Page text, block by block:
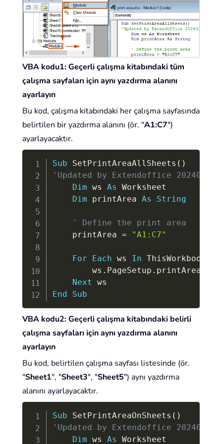
VBA kodu1: Geçerli çalışma kitabındaki tüm
çalışma sayfaları için aynı yazdırma alanını
ayarlayın
Bu kod, çalışma kitabındaki her çalışma sayfasında
belirtilen bir yazdırma alanını (ör. "A1:C7")
ayarlayacaktır.
Sub SetPrintAreaAllSheets ( )
'Updated by Extendoffice 20240205
Dim ws As Worksheet
Dim printArea As String
' Define the print area
    printArea
= "A1:C7"
For Each ws In ThisWorkbook
        ws
. PageSetup . printArea
Next
End
Sub
Copy
VBA kodu2: Geçerli çalışma kitabındaki belirli
çalışma sayfaları için aynı yazdırma alanını
ayarlayın
Bu kod, belirtilen çalışma sayfası listesinde (ör.
"Sheet1", "Sheet3", "Sheet5") aynı yazdırma
alanını ayarlayacaktır.
Sub SetPrintAreaOnSheets ( )
'Updated by Extendoffice 20240205
Dim ws As Worksheet
Copy